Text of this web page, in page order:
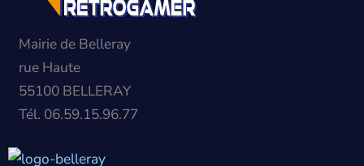
Mairie de Belleray
rue Haute
55100 BELLERAY
Tél. 06.59.15.96.77